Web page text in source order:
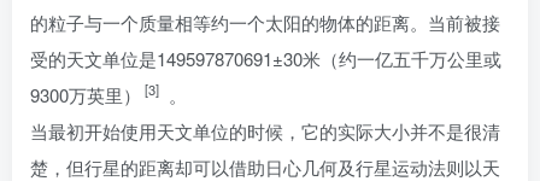
的粒子与一个质量相等约一个太阳的物体的距离。当前被接
受的天文单位是149597870691±30米（约一亿五千万公里或
9300万英里）
[3]
。
当最初开始使用天文单位的时候，它的实际大小并不是很清
楚，但行星的距离却可以借助日心几何及行星运动法则以天